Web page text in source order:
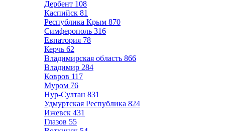
Дербент 108
Каспийск 81
Республика Крым 870
Симферополь 316
Евпатория 78
Керчь 62
Владимирская область 866
Владимир 284
Ковров 117
Муром 76
Нур-Султан 831
Удмуртская Республика 824
Ижевск 431
Глазов 55